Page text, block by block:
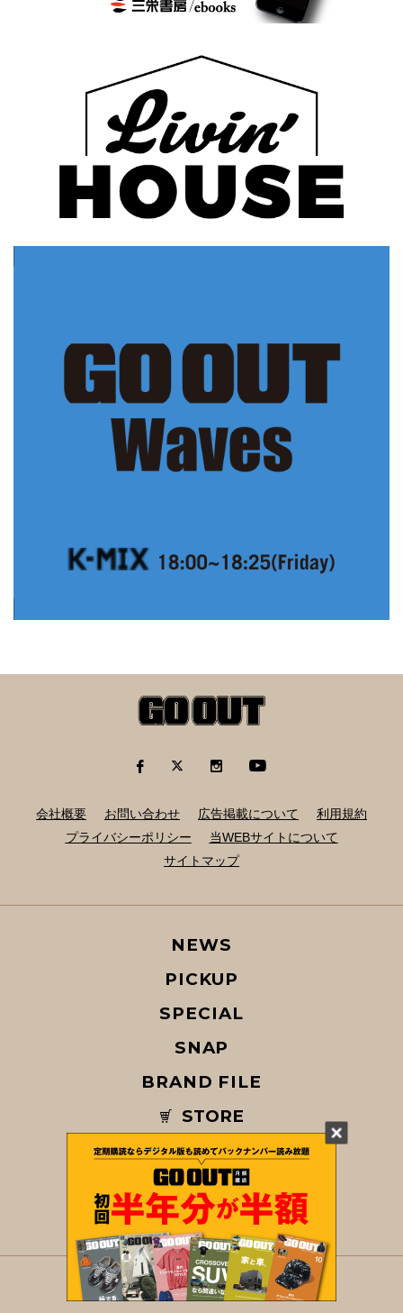
会社概要 お問い合わせ 広告掲載について
利用規約
プライバシーポリシー
当WEBサイトについて
サイトマップ
© COPYRIGHT 2026 GO OUT / SAN-EI CORPORATION Co.,Ltd.
NEWS
PICKUP
SPECIAL
SNAP
BRAND FILE
STORE
MAGAZINE